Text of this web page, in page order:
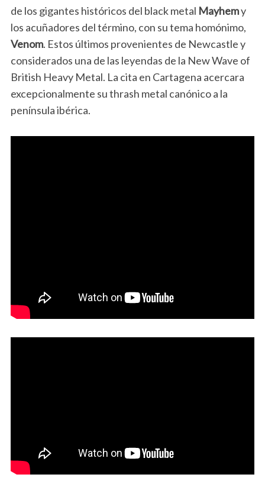
de los gigantes históricos del black metal Mayhemy
los acuñadores del término, con su tema homónimo,
Venom. Estos últimos provenientes de Newcastle y
considerados una de las leyendas de la New Wave of
British Heavy Metal. La cita en Cartagena acercara
excepcionalmente su thrash metal canónico a la
península ibérica.